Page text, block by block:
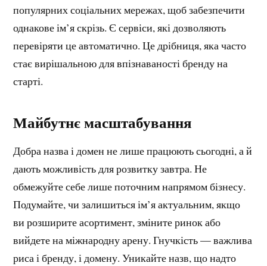
популярних соціальних мережах, щоб забезпечити
однакове ім’я скрізь. Є сервіси, які дозволяють
перевіряти це автоматично. Це дрібниця, яка часто
стає вирішальною для впізнаваності бренду на
старті.
Майбутнє масштабування
Добра назва і домен не лише працюють сьогодні, а й
дають можливість для розвитку завтра. Не
обмежуйте себе лише поточним напрямом бізнесу.
Подумайте, чи залишиться ім’я актуальним, якщо
ви розширите асортимент, зміните ринок або
вийдете на міжнародну арену. Гнучкість — важлива
риса і бренду, і домену. Уникайте назв, що надто